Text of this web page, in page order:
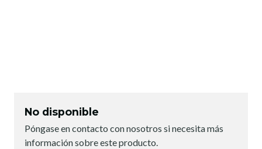
No disponible
Póngase en contacto con nosotros si necesita más
información sobre este producto.